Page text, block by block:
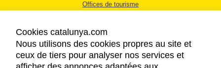
Offices de tourisme
Cookies catalunya.com
Nous utilisons des cookies propres au site et
ceux de tiers pour analyser nos services et